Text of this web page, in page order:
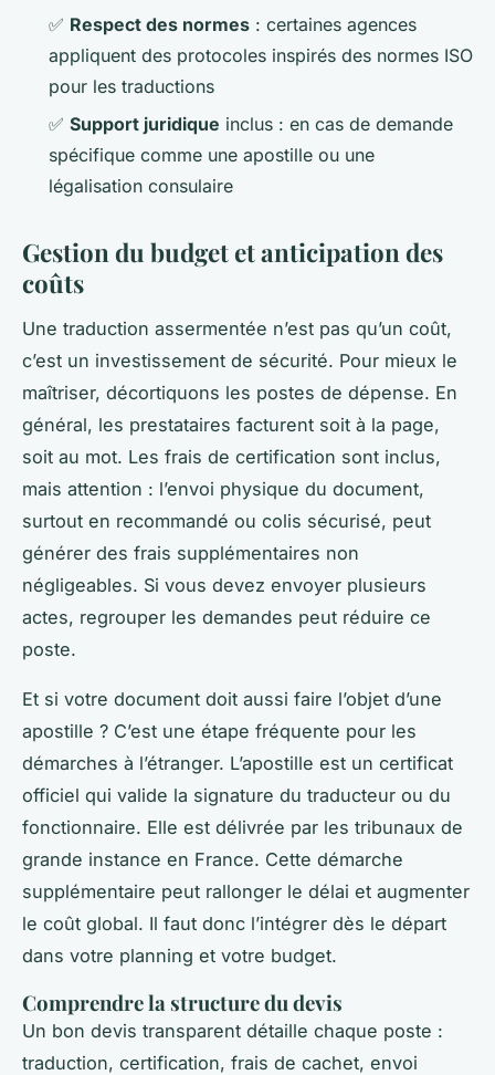
✅ Respect des normes : certaines agences
appliquent des protocoles inspirés des normes ISO
pour les traductions
✅ Support juridique inclus : en cas de demande
spécifique comme une apostille ou une
légalisation consulaire
Gestion du budget et anticipation des
coûts
Une traduction assermentée n’est pas qu’un coût,
c’est un investissement de sécurité. Pour mieux le
maîtriser, décortiquons les postes de dépense. En
général, les prestataires facturent soit à la page,
soit au mot. Les frais de certification sont inclus,
mais attention : l’envoi physique du document,
surtout en recommandé ou colis sécurisé, peut
générer des frais supplémentaires non
négligeables. Si vous devez envoyer plusieurs
actes, regrouper les demandes peut réduire ce
poste.
Et si votre document doit aussi faire l’objet d’une
apostille ? C’est une étape fréquente pour les
démarches à l’étranger. L’apostille est un certificat
officiel qui valide la signature du traducteur ou du
fonctionnaire. Elle est délivrée par les tribunaux de
grande instance en France. Cette démarche
supplémentaire peut rallonger le délai et augmenter
le coût global. Il faut donc l’intégrer dès le départ
dans votre planning et votre budget.
Comprendre la structure du devis
Un bon devis transparent détaille chaque poste :
traduction, certification, frais de cachet, envoi